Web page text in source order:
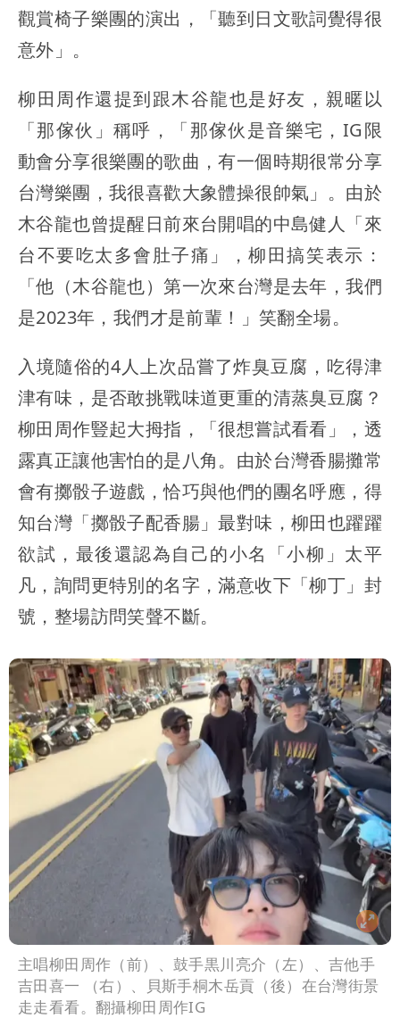
觀賞椅子樂團的演出，「聽到日文歌詞覺得很
意外」。
柳田周作還提到跟木谷龍也是好友，親暱以
「那傢伙」稱呼，「那傢伙是音樂宅，IG限
動會分享很樂團的歌曲，有一個時期很常分享
台灣樂團，我很喜歡大象體操很帥氣」。由於
木谷龍也曾提醒日前來台開唱的中島健人「來
台不要吃太多會肚子痛」，柳田搞笑表示：
「他（木谷龍也）第一次來台灣是去年，我們
是2023年，我們才是前輩！」笑翻全場。
入境隨俗的4人上次品嘗了炸臭豆腐，吃得津
津有味，是否敢挑戰味道更重的清蒸臭豆腐？
柳田周作豎起大拇指，「很想嘗試看看」，透
露真正讓他害怕的是八角。由於台灣香腸攤常
會有擲骰子遊戲，恰巧與他們的團名呼應，得
知台灣「擲骰子配香腸」最對味，柳田也躍躍
欲試，最後還認為自己的小名「小柳」太平
凡，詢問更特別的名字，滿意收下「柳丁」封
號，整場訪問笑聲不斷。
主唱柳田周作（前）、鼓手黒川亮介（左）、吉他手
吉田喜一 （右）、貝斯手桐木岳貢（後）在台灣街景
走走看看。翻攝柳田周作IG